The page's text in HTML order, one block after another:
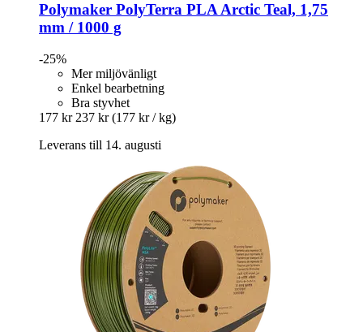
Polymaker PolyTerra PLA Arctic Teal, 1,75
mm / 1000 g
-25%
Mer miljövänligt
Enkel bearbetning
Bra styvhet
177 kr 237 kr (177 kr / kg)
Leverans till 14. augusti